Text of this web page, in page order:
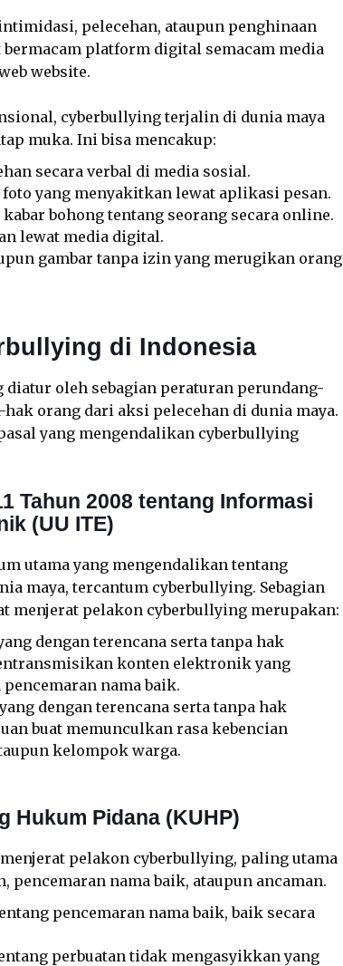
pelecehan, ataupun penghinaan
platform digital semacam media
website.
cyberbullying terjalin di dunia maya
muka. Ini bisa mencakup:
secara verbal di media sosial.
yang menyakitkan lewat aplikasi pesan.
bohong tentang seorang secara online.
lewat media digital.
gambar tanpa izin yang merugikan orang
di Indonesia
oleh sebagian peraturan perundang-
orang dari aksi pelecehan di dunia maya.
yang mengendalikan cyberbullying
Tahun 2008 tentang Informasi
(UU ITE)
utama yang mengendalikan tentang
maya, tercantum cyberbullying. Sebagian
menjerat pelakon cyberbullying merupakan:
dengan terencana serta tanpa hak
konten elektronik yang
nama baik.
dengan terencana serta tanpa hak
buat memunculkan rasa kebencian
kelompok warga.
Hukum Pidana (KUHP)
pelakon cyberbullying, paling utama
pencemaran nama baik, ataupun ancaman.
pencemaran nama baik, baik secara
perbuatan tidak mengasyikkan yang